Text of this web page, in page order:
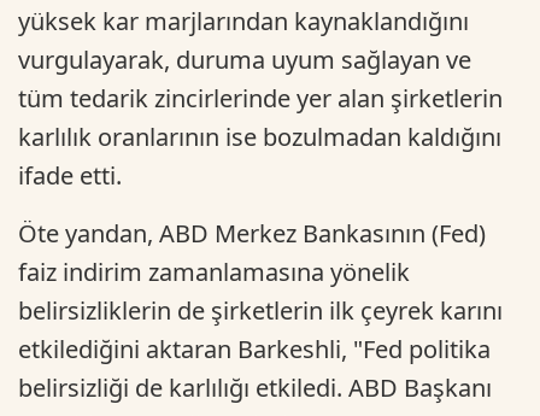
yüksek kar marjlarından kaynaklandığını
vurgulayarak, duruma uyum sağlayan ve
tüm tedarik zincirlerinde yer alan şirketlerin
karlılık oranlarının ise bozulmadan kaldığını
ifade etti.
Öte yandan, ABD Merkez Bankasının (Fed)
faiz indirim zamanlamasına yönelik
belirsizliklerin de şirketlerin ilk çeyrek karını
etkilediğini aktaran Barkeshli, "Fed politika
belirsizliği de karlılığı etkiledi. ABD Başkanı